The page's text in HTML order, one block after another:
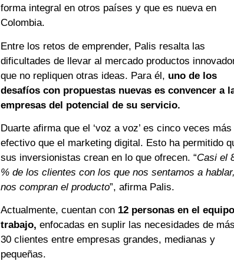
forma integral en otros países y que es nueva en
Colombia.
Entre los retos de emprender, Palis resalta las
dificultades de llevar al mercado productos
que no repliquen otras ideas. Para él, uno de los
desafíos con propuestas nuevas es convencer a
empresas del potencial de su servicio.
Duarte afirma que el ‘voz a voz’ es cinco veces más
efectivo que el marketing digital. Esto ha permitido
sus inversionistas crean en lo que ofrecen. “Casi el
% de los clientes con los que nos sentamos a hablar,
nos compran el producto”, afirma Palis.
Actualmente, cuentan con 12 personas en el
trabajo, enfocadas en suplir las necesidades de
30 clientes entre empresas grandes, medianas y
pequeñas.